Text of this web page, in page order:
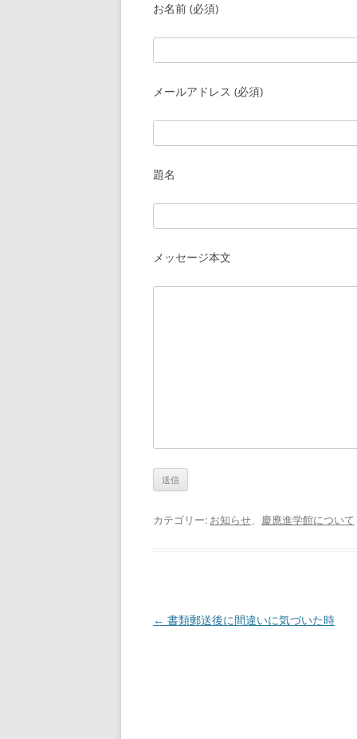
お名前 (必須)
メールアドレス (必須)
題名
メッセージ本文
カテゴリー: お知らせ、 慶應進学館について
投
← 書類郵送後に間違いに気づいた時